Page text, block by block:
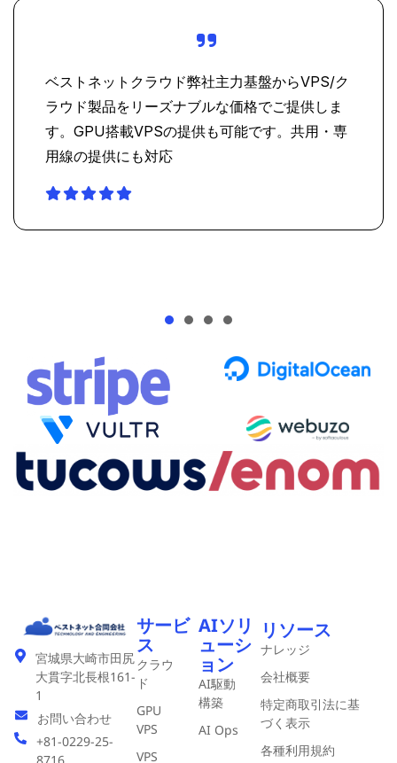
ベストネットクラウド弊社主力基盤からVPS/ク
ラウド製品をリーズナブルな価格でご提供しま
す。GPU搭載VPSの提供も可能です。共用・専
用線の提供にも対応
宮城県大崎市田尻
大貫字北長根161-
1
お問い合わせ
+81-0229-25-
サービ
ス
クラウ
ド
GPU
VPS
VPS
AIソリ
ューシ
ョン
AI駆動
構築
AI Ops
リソース
ナレッジ
会社概要
特定商取引法に基
づく表示
各種利用規約